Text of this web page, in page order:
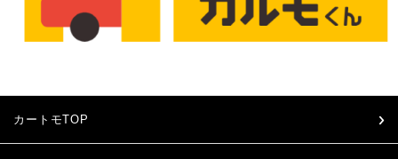
カートモTOP